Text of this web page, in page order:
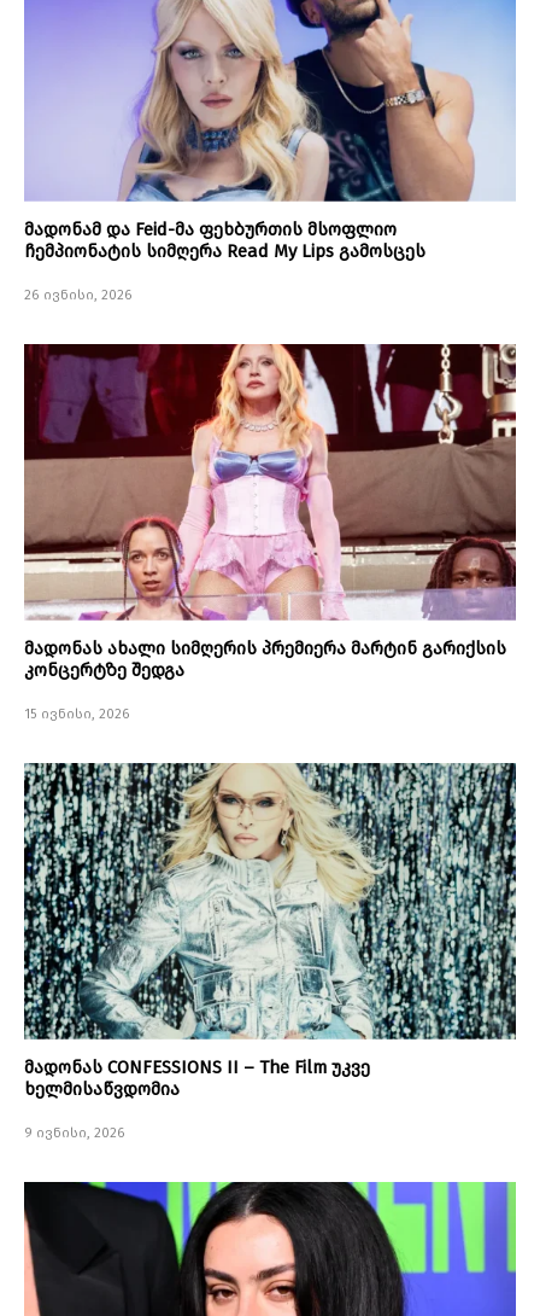
მადონამ და Feid-მა ფეხბურთის მსოფლიო
ჩემპიონატის სიმღერა Read My Lips გამოსცეს
26 ივნისი, 2026
მადონას ახალი სიმღერის პრემიერა მარტინ გარიქსის
კონცერტზე შედგა
15 ივნისი, 2026
მადონას CONFESSIONS II – The Film უკვე
ხელმისაწვდომია
9 ივნისი, 2026